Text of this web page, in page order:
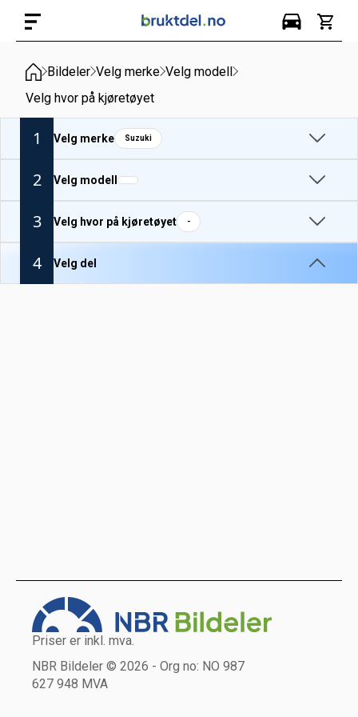
Bildeler Velg merke Velg modell
Velg hvor på kjøretøyet
1 Velg merke Suzuki
2 Velg modell
3 Velg hvor på kjøretøyet -
4 Velg del
Priser er inkl. mva.
NBR Bildeler © 2026 - Org no: NO 987
627 948 MVA